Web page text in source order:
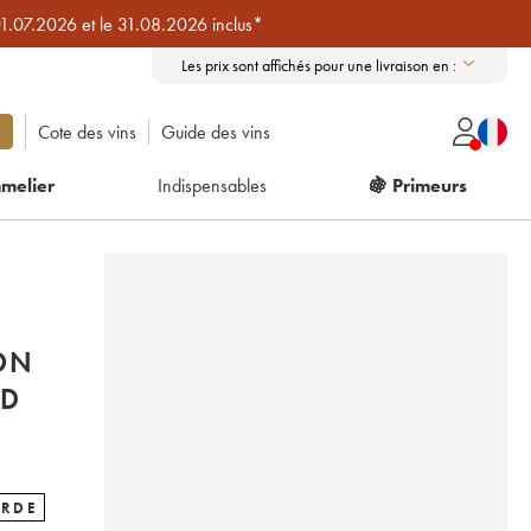
et le 31.08.2026 inclus*
Les prix sont affichés pour une livraison en :
Cote des vins Guide des vins
Indispensables 🍇 Primeurs